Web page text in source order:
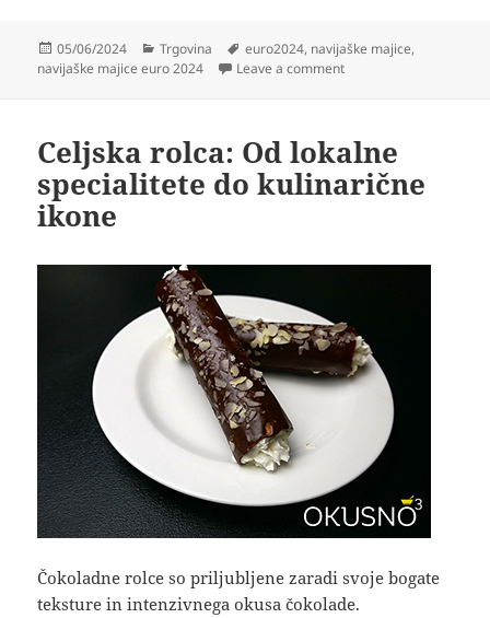
Posted
on
05/06/2024 Categories
Trgovina Tags
euro2024, navijaške majice,
navijaške majice euro 2024
Leave a commenton Navijaške majice
Celjska rolca: Od lokalne
specialitete do kulinarične
ikone
Čokoladne rolce so priljubljene zaradi svoje bogate
teksture in intenzivnega okusa čokolade.